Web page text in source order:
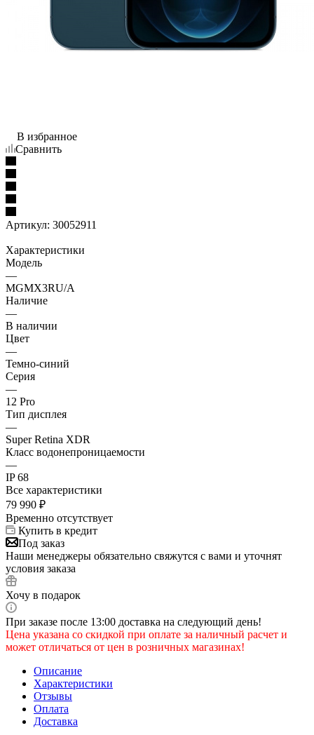
В избранное
Сравнить
Артикул: 30052911
Характеристики
Модель
—
MGMX3RU/A
Наличие
—
В наличии
Цвет
—
Темно-синий
Серия
—
12 Pro
Тип дисплея
—
Super Retina XDR
Класс водонепроницаемости
—
IP 68
Все характеристики
79 990 ₽
Временно отсутствует
Купить в кредит
Под заказ
Наши менеджеры обязательно свяжутся с вами и уточнят
условия заказа
Хочу в подарок
При заказе после 13:00 доставка на следующий день!
Цена указана со скидкой при оплате за наличный расчет и
может отличаться от цен в розничных магазинах!
Описание
Характеристики
Отзывы
Оплата
Доставка